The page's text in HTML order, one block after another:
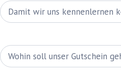
Remote
Mitarbeiter
Gutschein